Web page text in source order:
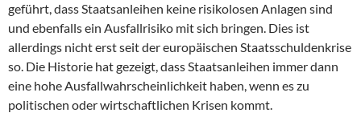
geführt, dass Staatsanleihen keine risikolosen Anlagen sind
und ebenfalls ein Ausfallrisiko mit sich bringen. Dies ist
allerdings nicht erst seit der europäischen Staatsschuldenkrise
so. Die Historie hat gezeigt, dass Staatsanleihen immer dann
eine hohe Ausfallwahrscheinlichkeit haben, wenn es zu
politischen oder wirtschaftlichen Krisen kommt.